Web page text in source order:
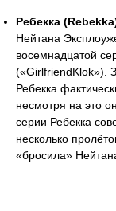
Ребекка
Нейтана
восемнадцатой
(«GirlfriendKlok»).
Ребекка
несмотря на это
серии Ребекка
несколько
«бросила»